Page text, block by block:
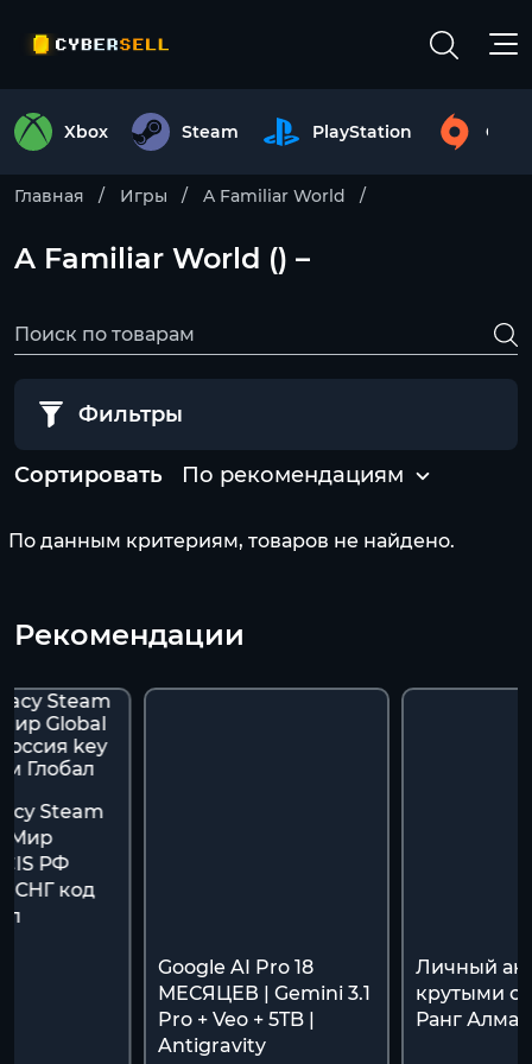
Xbox Steam PlayStation
Главная Игры A Familiar World
A Familiar World () –
Фильтры
Сортировать По рекомендациям
По данным критериям, товаров не найдено.
Рекомендации
Steam
Мир
РФ
СНГ код
Google AI Pro 18
МЕСЯЦЕВ | Gemini 3.1
Pro + Veo + 5TB |
Antigravity
Личный
крутыми
Ранг Алмаз